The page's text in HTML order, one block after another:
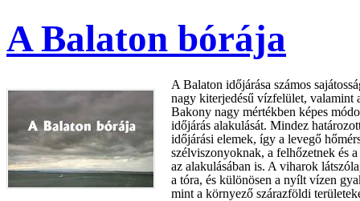
A Balaton bórája
A Balaton időjárása számos
nagy kiterjedésű vízfelület, valamint
Bakony nagy mértékben képes
időjárás alakulását. Mindez
időjárási elemek, így a levegő
szélviszonyoknak, a felhőzetnek és
az alakulásában is. A viharok
a tóra, és különösen a nyílt vízen
mint a környező szárazföldi